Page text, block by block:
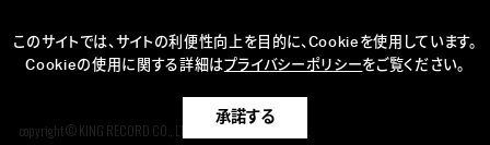
copyright © KING RECORD CO., LTD. ALL RIGHTS RESERVED.
このサイトでは、サイトの利便性向上を目的に、Cookieを使用しています。
Cookieの使用に関する詳細はプライバシーポリシーをご覧ください。
承諾する